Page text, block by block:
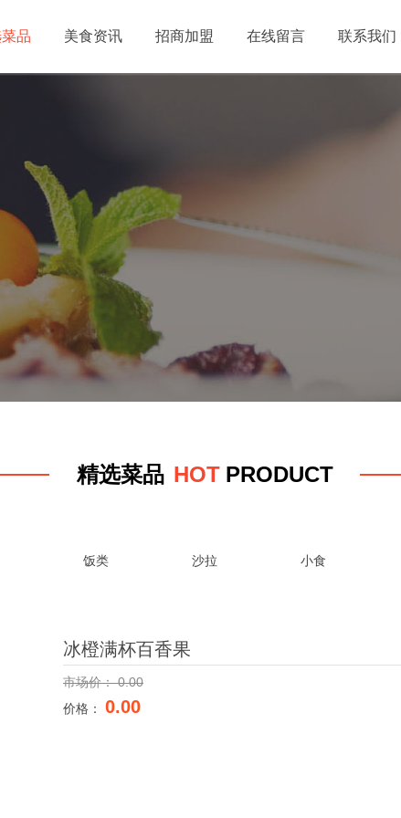
精选菜品 HOT PRODUCT
饭类 沙拉 小食
冰橙满杯百香果
市场价：0.00
价格： 0.00
品 美食资讯 招商加盟 在线留言 联系我们